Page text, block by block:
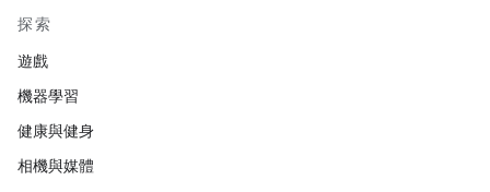
探索
遊戲
機器學習
健康與健身
相機與媒體